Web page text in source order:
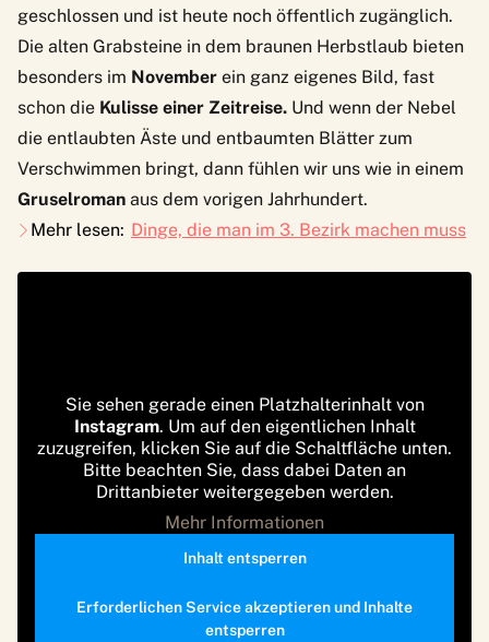
geschlossen und ist heute noch öffentlich zugänglich.
Die alten Grabsteine in dem braunen Herbstlaub bieten
besonders im November ein ganz eigenes Bild, fast
schon die Kulisse einer Zeitreise. Und wenn der Nebel
die entlaubten Äste und entbaumten Blätter zum
Verschwimmen bringt, dann fühlen wir uns wie in einem
Gruselroman aus dem vorigen Jahrhundert.
Mehr lesen: Dinge, die man im 3. Bezirk machen muss
Sie sehen gerade einen Platzhalterinhalt von
Instagram. Um auf den eigentlichen Inhalt
zuzugreifen, klicken Sie auf die Schaltfläche unten.
Bitte beachten Sie, dass dabei Daten an
Drittanbieter weitergegeben werden.
Mehr Informationen
Inhalt entsperren
Erforderlichen Service akzeptieren und Inhalte
entsperren